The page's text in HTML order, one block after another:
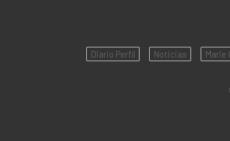
Diario Perfil Noticias Marie